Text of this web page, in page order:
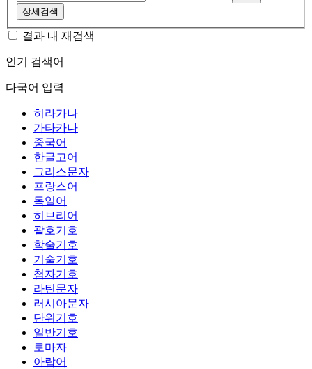
상세검색
결과 내 재검색
인기 검색어
다국어 입력
히라가나
가타카나
중국어
한글고어
그리스문자
프랑스어
독일어
히브리어
괄호기호
학술기호
기술기호
첨자기호
라틴문자
러시아문자
단위기호
일반기호
로마자
아랍어